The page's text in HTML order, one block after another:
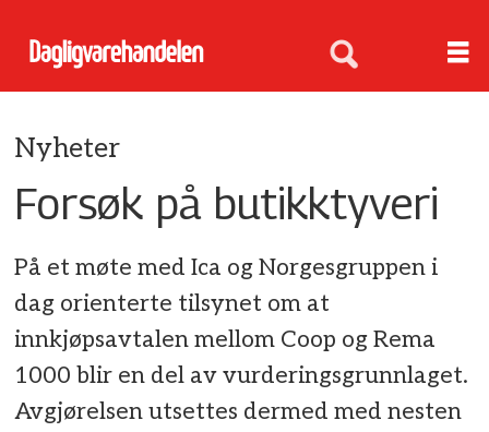
Nyheter
Forsøk på butikktyveri
På et møte med Ica og Norgesgruppen i
dag orienterte tilsynet om at
innkjøpsavtalen mellom Coop og Rema
1000 blir en del av vurderingsgrunnlaget.
Avgjørelsen utsettes dermed med nesten